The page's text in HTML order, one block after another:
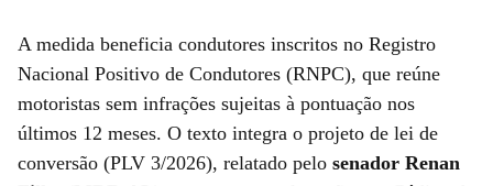
A medida beneficia condutores inscritos no Registro
Nacional Positivo de Condutores (RNPC), que reúne
motoristas sem infrações sujeitas à pontuação nos
últimos 12 meses. O texto integra o projeto de lei de
conversão (PLV 3/2026), relatado pelo senador Renan